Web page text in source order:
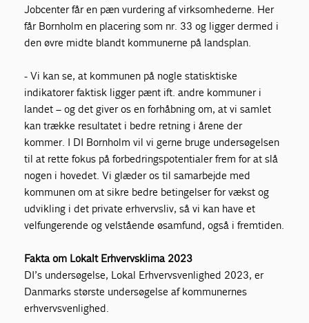
Jobcenter får en pæn vurdering af virksomhederne. Her
får Bornholm en placering som nr. 33 og ligger dermed i
den øvre midte blandt kommunerne på landsplan.
- Vi kan se, at kommunen på nogle statisktiske
indikatorer faktisk ligger pænt ift. andre kommuner i
landet – og det giver os en forhåbning om, at vi samlet
kan trække resultatet i bedre retning i årene der
kommer. I DI Bornholm vil vi gerne bruge undersøgelsen
til at rette fokus på forbedringspotentialer frem for at slå
nogen i hovedet. Vi glæder os til samarbejde med
kommunen om at sikre bedre betingelser for vækst og
udvikling i det private erhvervsliv, så vi kan have et
velfungerende og velstående øsamfund, også i fremtiden.
Fakta om Lokalt Erhvervsklima 2023
DI’s undersøgelse, Lokal Erhvervsvenlighed 2023, er
Danmarks største undersøgelse af kommunernes
erhvervsvenlighed.